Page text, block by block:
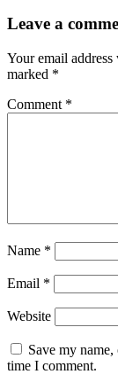
Leave a
Your email
marked *
Comment *
Name *
Email *
Website
Save my
time I comment.